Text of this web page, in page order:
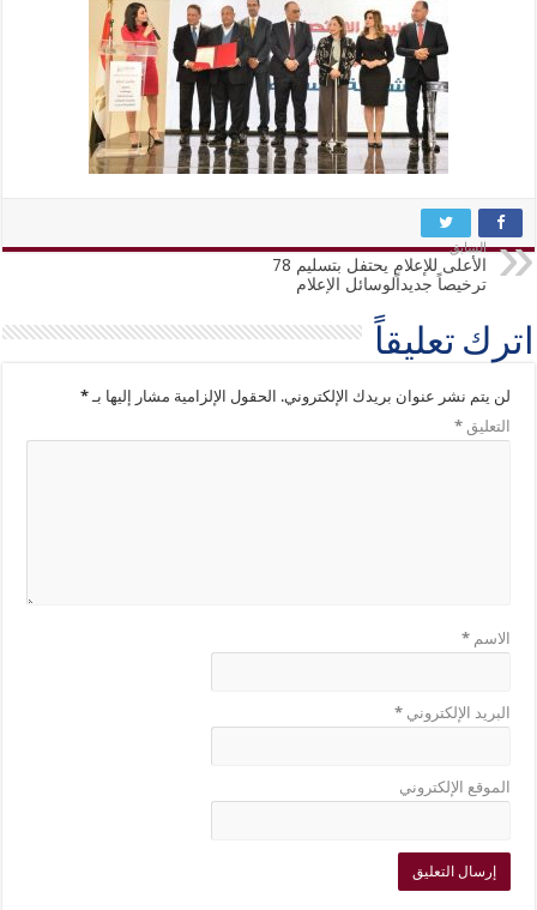
السابق
الأعلى للإعلام يحتفل بتسليم 78
ترخيصاً جديداًلوسائل الإعلام
اترك تعليقاً
لن يتم نشر عنوان بريدك الإلكتروني. الحقول الإلزامية مشار إليها بـ*
التعليق*
الاسم*
البريد الإلكتروني*
الموقع الإلكتروني